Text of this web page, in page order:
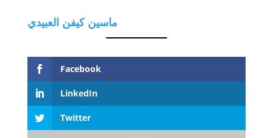
ماسين كيفن العبيدي
Facebook
LinkedIn
Twitter